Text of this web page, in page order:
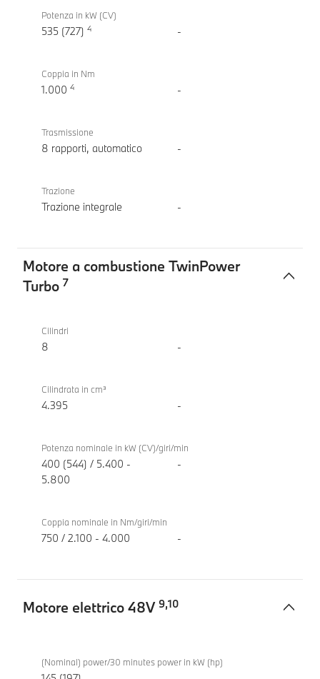
Potenza in kW (CV)
535 (727) 4 -
Coppia in Nm
1.000 4 -
Trasmissione
8 rapporti, automatico -
Trazione
Trazione integrale -
Motore a combustione TwinPower
Turbo 7
combustione
M5
Cilindri
8 -
Cilindrata in cm³
4.395 -
Potenza nominale in kW (CV)/giri/min
400 (544) / 5.400 -
5.800
-
Coppia nominale in Nm/giri/min
750 / 2.100 - 4.000 -
Motore elettrico 48V 9,10
elettrico
48V
M5
(Nominal) power/30 minutes power in kW (hp)